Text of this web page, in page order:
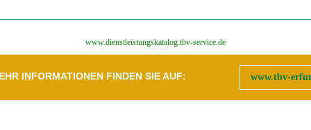
‍www.dienstleistungskatalog.tbv-service.de
INFORMATIONEN FINDEN SIE AUF: www.tbv-